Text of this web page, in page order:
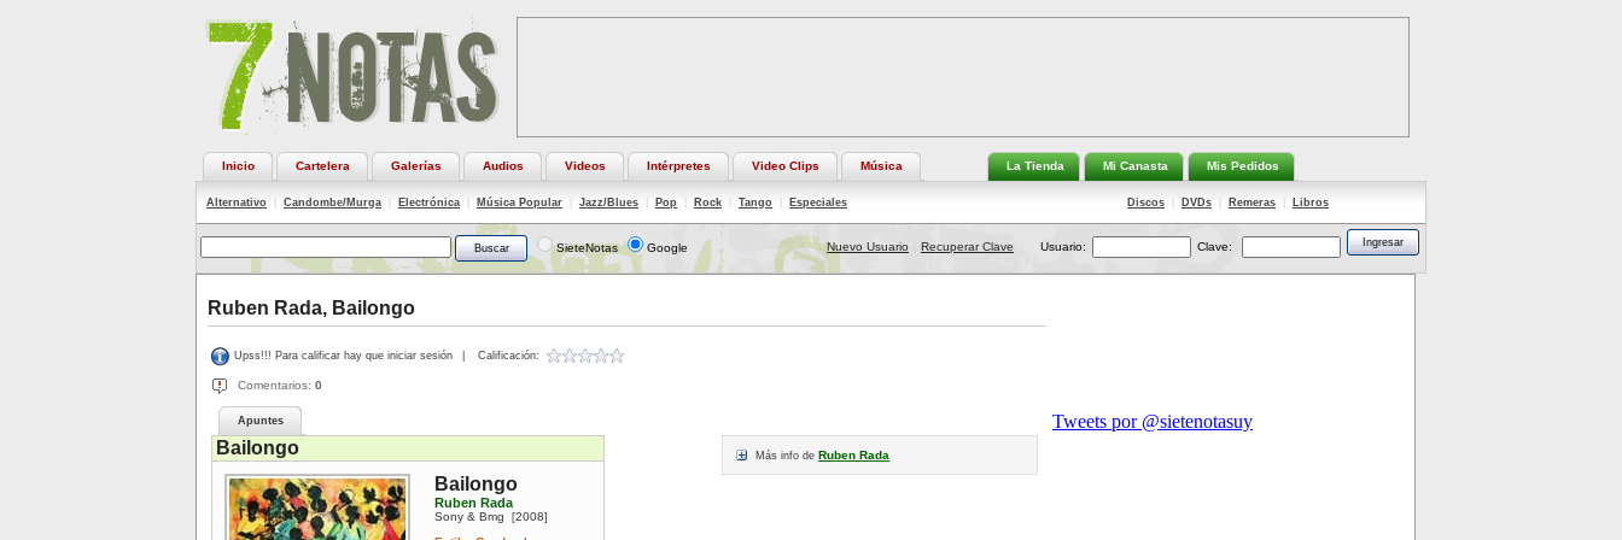
Inicio Cartelera Galerías Audios Videos Intérpretes Video Clips Música La Tienda Mi Canasta Mis Pedidos
Alternativo Candombe/Murga Electrónica Música Popular Jazz/Blues Pop Rock Tango Especiales Discos DVDs Remeras Libros
SieteNotas Google Nuevo Usuario Recuperar Clave Usuario: Clave:
Ruben Rada, Bailongo
Upss!!! Para calificar hay que iniciar sesión Calificación:
Comentarios: 0
Apuntes
Más info de Ruben Rada
Bailongo
Bailongo
Ruben Rada
Sony & Bmg [2008]